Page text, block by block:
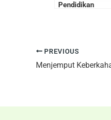
Pendidikan
PREVIOUS